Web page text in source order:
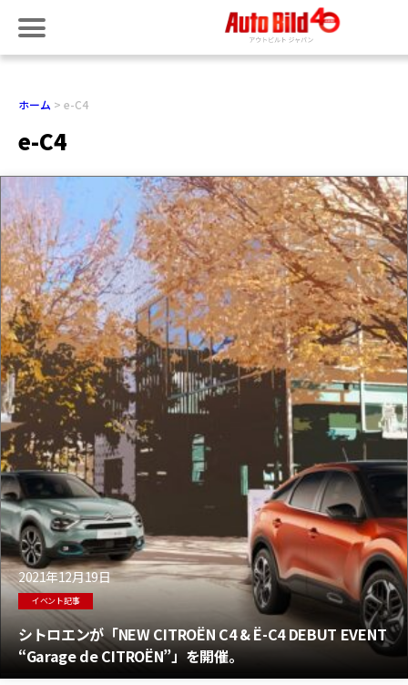
ホーム e-C4
e-C4
2021年12月19日
イベント記事
シトロエンが「NEW CITROËN C4 & Ë-C4 DEBUT EVENT
“Garage de CITROËN”」を開催。